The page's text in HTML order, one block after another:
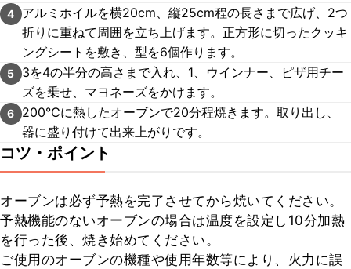
4
アルミホイルを横20cm、縦25cm程の長さまで広げ、2つ
折りに重ねて周囲を立ち上げます。正方形に切ったクッキ
ングシートを敷き、型を6個作ります。
5
3を4の半分の高さまで入れ、1、ウインナー、ピザ用チー
ズを乗せ、マヨネーズをかけます。
6
200℃に熱したオーブンで20分程焼きます。取り出し、
器に盛り付けて出来上がりです。
コツ・ポイント
オーブンは必ず予熱を完了させてから焼いてください。
予熱機能のないオーブンの場合は温度を設定し10分加熱
を行った後、焼き始めてください。
ご使用のオーブンの機種や使用年数等により、火力に誤